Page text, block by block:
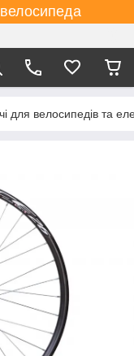
для велосипедів та